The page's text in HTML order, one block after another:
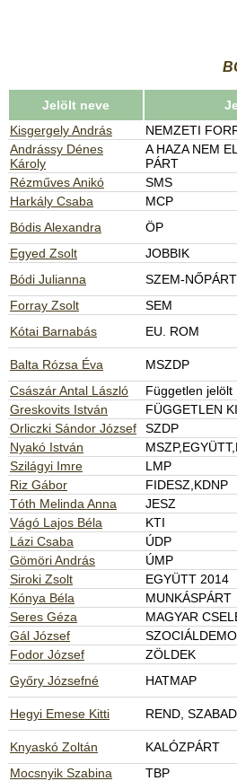
Jelölt neve
Kisgergely András
NEMZETI
Andrássy Dénes
Károly
A HAZA NEM
PÁRT
Rézműves Anikó
SMS
Harkály Csaba
MCP
Bódis Alexandra
ÖP
Egyed Zsolt
JOBBIK
Bódi Julianna
SZEM-NŐPÁRT
Forray Zsolt
SEM
Kótai Barnabás
EU. ROM
Balta Rózsa Éva
MSZDP
Császár Antal László
Független jelölt
Greskovits István
FÜGGETLEN
Orliczki Sándor József
SZDP
Nyakó István
Szilágyi Imre
LMP
Riz Gábor
FIDESZ,KDNP
Tóth Melinda Anna
JESZ
Vágó Lajos Béla
KTI
Lázi Csaba
ÚDP
Gömöri András
ÚMP
Siroki Zsolt
EGYÜTT 2014
Kónya Béla
MUNKÁSPÁRT
Seres Géza
MAGYAR
Gál József
Fodor József
ZÖLDEK
Győry Józsefné
HATMAP
Hegyi Emese Kitti
REND,
Knyaskó Zoltán
KALÓZPÁRT
Mocsnyik Szabina
TBP